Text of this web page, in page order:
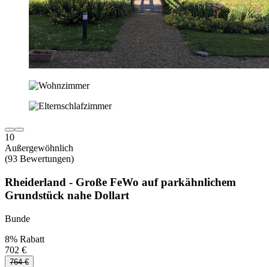
10
Außergewöhnlich
(93 Bewertungen)
Rheiderland - Große FeWo auf parkähnlichem
Grundstück nahe Dollart
Bunde
8% Rabatt
702 €
764 €